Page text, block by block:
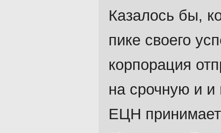
Казалось бы,
пике своего
корпорация
на срочную и и
ЕЦН принимает